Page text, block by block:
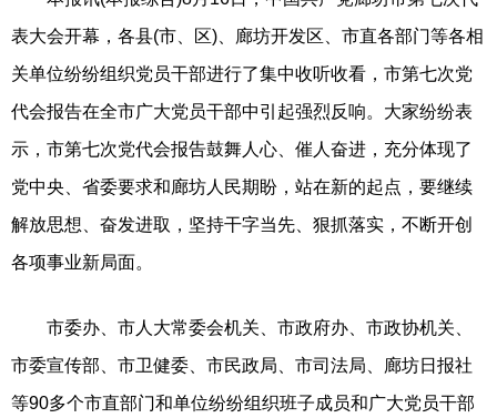
表大会开幕，各县(市、区)、廊坊开发区、市直各部门等各相
关单位纷纷组织党员干部进行了集中收听收看，市第七次党
代会报告在全市广大党员干部中引起强烈反响。大家纷纷表
示，市第七次党代会报告鼓舞人心、催人奋进，充分体现了
党中央、省委要求和廊坊人民期盼，站在新的起点，要继续
解放思想、奋发进取，坚持干字当先、狠抓落实，不断开创
各项事业新局面。
市委办、市人大常委会机关、市政府办、市政协机关、
市委宣传部、市卫健委、市民政局、市司法局、廊坊日报社
等90多个市直部门和单位纷纷组织班子成员和广大党员干部